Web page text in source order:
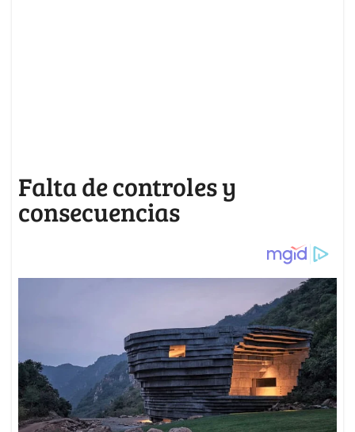
Falta de controles y
consecuencias